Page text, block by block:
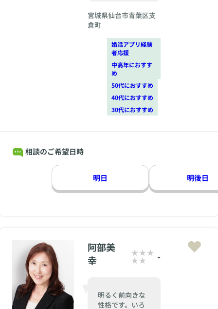
らゆっくりお話
しましょう
宮城県仙台市青葉区支
倉町
婚活アプリ経験
者応援
中高年におすす
め
50代におすすめ
40代におすすめ
30代におすすめ
相談のご希望日時
明日 明後日
阿部美
幸
明るく前向きな
性格です。いろ
-